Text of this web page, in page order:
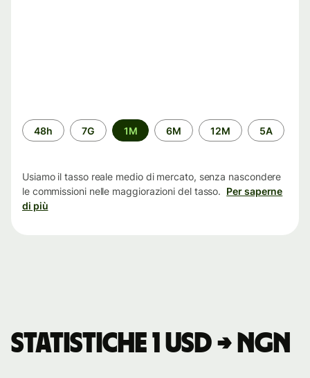
Periodo
di
48h 7G 1M 6M 12M 5A
Usiamo il tasso reale medio di mercato, senza nascondere
le commissioni nelle maggiorazioni del tasso. Per saperne
di più
Statistiche 1 USD → NGN